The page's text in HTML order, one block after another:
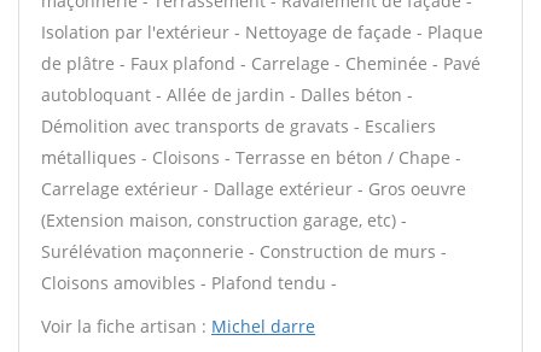
Isolation par l'extérieur - Nettoyage de façade - Plaque
de plâtre - Faux plafond - Carrelage - Cheminée - Pavé
autobloquant - Allée de jardin - Dalles béton -
Démolition avec transports de gravats - Escaliers
métalliques - Cloisons - Terrasse en béton / Chape -
Carrelage extérieur - Dallage extérieur - Gros oeuvre
(Extension maison, construction garage, etc) -
Surélévation maçonnerie - Construction de murs -
Cloisons amovibles - Plafond tendu -
Voir la fiche artisan : Michel darre